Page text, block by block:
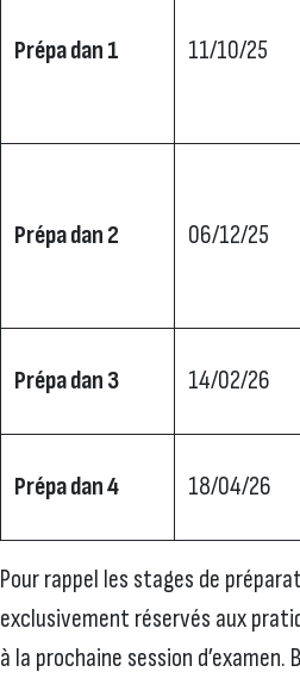
Prépa dan 1 11/10/25
Prépa dan 2 06/12/25
Prépa dan 3 14/02/26
Prépa dan 4 18/04/26
Pour rappel les stages de
exclusivement réservés aux
à la prochaine session